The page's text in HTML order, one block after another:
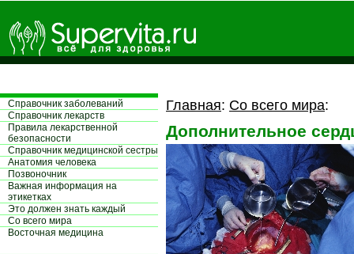
Справочник заболеваний
Справочник лекарств
Правила лекарственной
безопасности
Справочник медицинской сестры
Aнатомия человека
Позвоночник
Важная информация на
этикетках
Это должен знать каждый
Со всего мира
Восточная медицина
Главная: Со всего мира:
Дополнительное